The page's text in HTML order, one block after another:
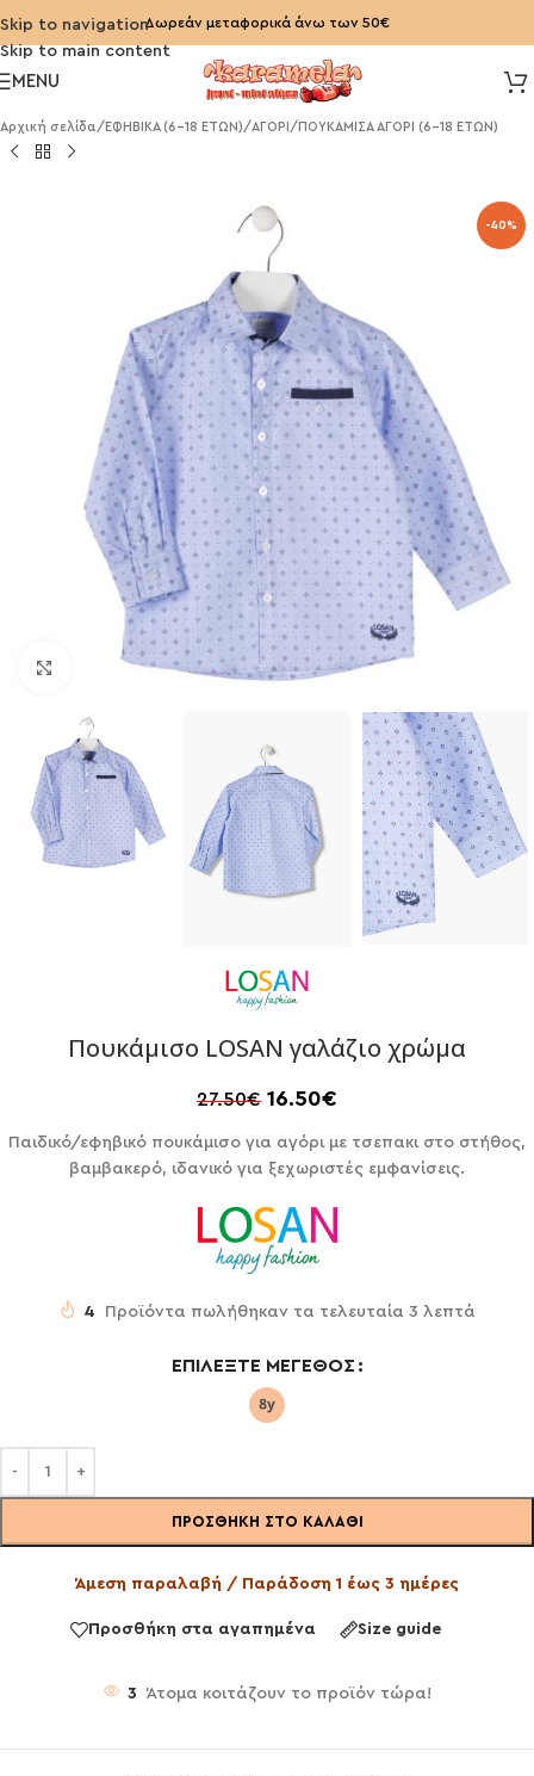
Skip to navigation
Skip to main content
Δωρεάν μεταφορικά άνω των 50€
MENU
Αρχική σελίδα/ ΕΦΗΒΙΚΑ (6-18 ΕΤΩΝ)/ΑΓΟΡΙ / ΠΟΥΚΑΜΙΣΑ ΑΓΟΡΙ (6-18 ΕΤΩΝ)
-40%
Click to enlarge
Πουκάμισο LOSAN γαλάζιο χρώμα
27.50€ 16.50€
Παιδικό/εφηβικό πουκάμισο για αγόρι με τσεπακι στο στήθος,
βαμβακερό, ιδανικό για ξεχωριστές εμφανίσεις.
4 Προϊόντα πωλήθηκαν τα τελευταία 3 λεπτά
ΕΠΙΛΈΞΤΕ ΜΈΓΕΘΟΣ
ΠΡΟΣΘΉΚΗ ΣΤΟ ΚΑΛΆΘΙ
Άμεση παραλαβή / Παράδοση 1 έως 3 ημέρες
Προσθήκη στα αγαπημένα Size guide
3 Άτομα κοιτάζουν το προϊόν τώρα!